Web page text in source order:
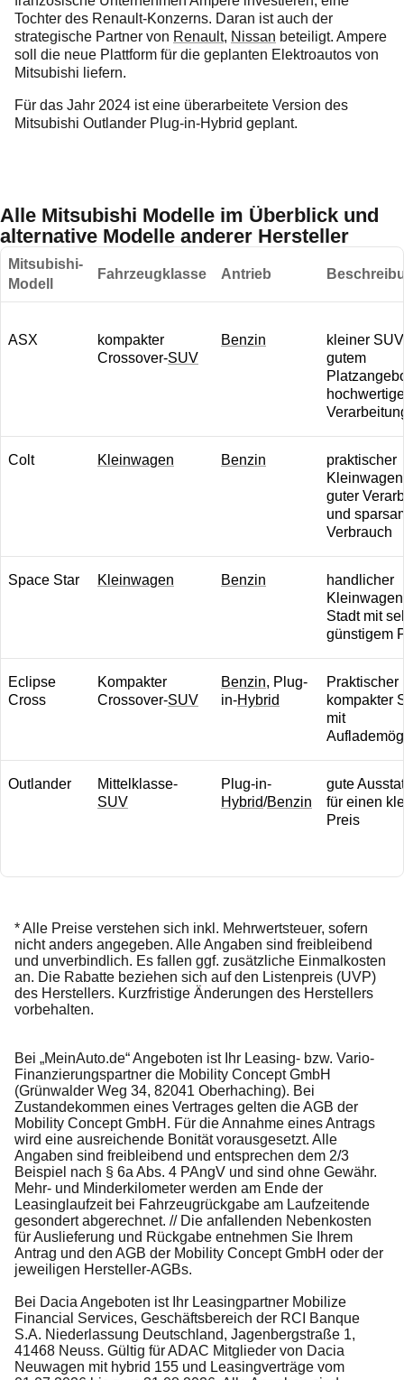
Tochter des Renault-Konzerns. Daran ist auch der
strategische Partner von Renault, Nissan beteiligt. Ampere
soll die neue Plattform für die geplanten Elektroautos von
Mitsubishi liefern.
Für das Jahr 2024 ist eine überarbeitete Version des
Mitsubishi Outlander Plug-in-Hybrid geplant.
Alle Mitsubishi Modelle im Überblick und
alternative Modelle anderer Hersteller
Mitsubishi-
Modell
Fahrzeugklasse Antrieb
ASX
kompakter
Crossover-SUV
Benzin
kleiner
gutem
Colt Kleinwagen Benzin
praktischer
guter
und
Verbrauch
Space Star Kleinwagen Benzin
handlicher
Stadt mit
günstigem
Eclipse
Cross
Kompakter
Crossover-SUV
Benzin, Plug-
in-Hybrid
Praktischer
kompakter
mit
Outlander
Mittelklasse-
SUV
Plug-in-
Hybrid/Benzin
gute
für einen
Preis
* Alle Preise verstehen sich inkl. Mehrwertsteuer, sofern
nicht anders angegeben. Alle Angaben sind freibleibend
und unverbindlich. Es fallen ggf. zusätzliche Einmalkosten
an. Die Rabatte beziehen sich auf den Listenpreis (UVP)
des Herstellers. Kurzfristige Änderungen des Herstellers
vorbehalten.
Bei „MeinAuto.de“ Angeboten ist Ihr Leasing- bzw. Vario-
Finanzierungspartner die Mobility Concept GmbH
(Grünwalder Weg 34, 82041 Oberhaching). Bei
Zustandekommen eines Vertrages gelten die AGB der
Mobility Concept GmbH. Für die Annahme eines Antrags
wird eine ausreichende Bonität vorausgesetzt. Alle
Angaben sind freibleibend und entsprechen dem 2/3
Beispiel nach § 6a Abs. 4 PAngV und sind ohne Gewähr.
Mehr- und Minderkilometer werden am Ende der
Leasinglaufzeit bei Fahrzeugrückgabe am Laufzeitende
gesondert abgerechnet. // Die anfallenden Nebenkosten
für Auslieferung und Rückgabe entnehmen Sie Ihrem
Antrag und den AGB der Mobility Concept GmbH oder der
jeweiligen Hersteller-AGBs.
Bei Dacia Angeboten ist Ihr Leasingpartner Mobilize
Financial Services, Geschäftsbereich der RCI Banque
S.A. Niederlassung Deutschland, Jagenbergstraße 1,
41468 Neuss. Gültig für ADAC Mitglieder von Dacia
Neuwagen mit hybrid 155 und Leasingverträge vom